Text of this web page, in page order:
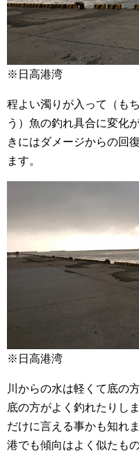
※日高港湾
程よい濁りが入って（も
う）魚の釣れ具合に変化
きにはダメージからの回
ます。
※日高港湾
川からの水は軽くて底の
底の方がよく釣れたりし
だけに言える事かも知れ
港でも傾向はよく似たも